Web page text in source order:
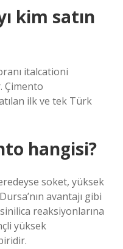
kim satın
italcationi
Çimento
ilk ve tek Türk
hangisi?
soket, yüksek
avantajı gibi
reaksiyonlarına
yüksek